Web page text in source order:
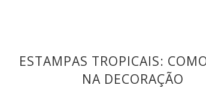
ESTAMPAS TROPICAIS:
NA DECORAÇÃO